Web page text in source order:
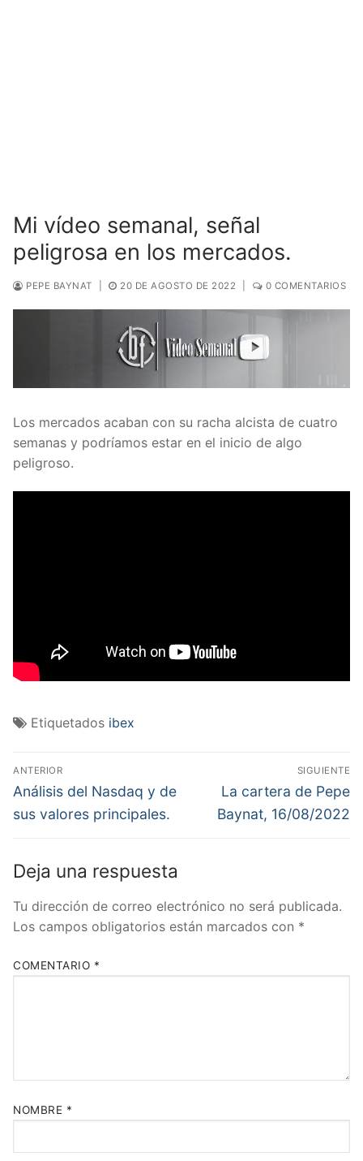
Mi vídeo semanal, señal
peligrosa en los mercados.
PEPE BAYNAT 20 DE AGOSTO DE 2022 0 COMENTARIOS
Los mercados acaban con su racha alcista de cuatro
semanas y podríamos estar en el inicio de algo
peligroso.
Etiquetados ibex
Navegación
de
entradas
ANTERIOR
Entrada
anterior:
Análisis del Nasdaq y de
sus valores principales.
SIGUIENTE
Entrada
siguiente:
La cartera de Pepe
Baynat, 16/08/2022
Deja una respuesta
Tu dirección de correo electrónico no será publicada.
Los campos obligatorios están marcados con *
COMENTARIO *
NOMBRE *